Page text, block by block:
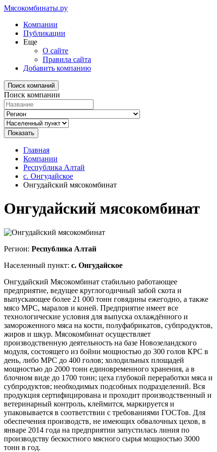
Мясокомбинаты.ру
Компании
Публикации
Еще
О сайте
Правила сайта
Добавить компанию
Поиск компаний
Поиск компании
Главная
Компании
Республика Алтай
с. Онгудайское
Онгудайский мясокомбинат
Онгудайский мясокомбинат
Регион: Республика Алтай
Населенный пункт: с. Онгудайское
Онгудайский Мясокомбинат стабильно работающее
предприятие, ведущее круглогодичный забой скота и
выпускающее более 21 000 тонн говядины ежегодно, а также
мясо МРС, маралов и коней. Предприятие имеет все
технологические условия для выпуска охлаждённого и
замороженного мяса на кости, полуфабрикатов, субпродуктов,
жиров и шкур. Мясокомбинат осуществляет
производственную деятельность на базе Новозеландского
модуля, состоящего из бойни мощностью до 300 голов КРС в
день, либо МРС до 400 голов; холодильных площадей
мощностью до 2000 тонн единовременного хранения, а в
блочном виде до 1700 тонн; цеха глубокой переработки мяса и
субпродуктов; необходимых подсобных подразделений. Вся
продукция сертифицирована и проходит производственный и
ветеринарный контроль, клеймится, маркируется и
упаковывается в соответствии с требованиями ГОСТов. Для
обеспечения производств, не имеющих обвалочных цехов, в
январе 2014 года на предприятии запустилась линия по
производству бескостного мясного сырья мощностью 3000
тонн в год.